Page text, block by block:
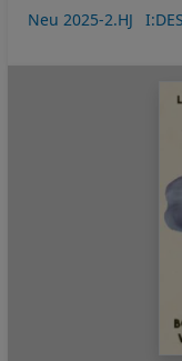
Neu 2025-2.HJ
I:DES